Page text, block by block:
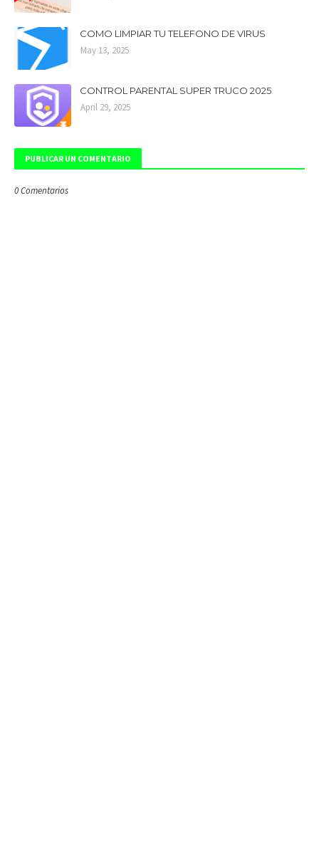
COMO LIMPIAR TU TELEFONO DE VIRUS
May 13, 2025
CONTROL PARENTAL SUPER TRUCO 2025
April 29, 2025
PUBLICAR UN COMENTARIO
0 Comentarios